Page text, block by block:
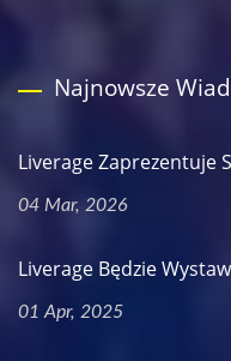
Najnowsze
Liverage Zaprezentuje
04 Mar, 2026
Liverage Będzie
01 Apr, 2025